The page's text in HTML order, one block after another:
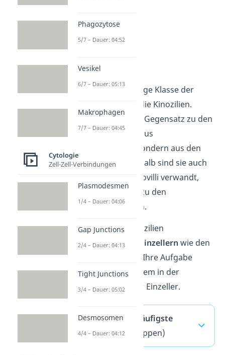
Kinozilien
Eine weitere wichtige Klasse der
Zellfortsätze sind die Kinozilien.
Diese bestehen im Gegensatz zu den
Stereozilien nicht aus
Aktinfilamenten, sondern aus den
Mikrotubuli
. Deshalb sind sie auch
nicht mit den Mikrovilli verwandt,
sondern gehören zu den
sogenannten Zilien.
Du findest die Kinozilien
insbesondere bei
Einzellern wie den
Wimperntierchen. Ihre Aufgabe
besteht hier vor allem in der
Fortbewegung
der Einzeller.
Mikrovilli — häufigste
Fragen(ausklappen)
Phagozytose
5/7 – Dauer: 04:52
Vesikel
6/7 – Dauer: 05:13
Makrophagen
7/7 – Dauer: 04:45
Cytologie
Zell-Zell-Verbindungen
Plasmodesmen
1/4 – Dauer: 04:06
Gap Junctions
2/4 – Dauer: 04:13
Tight Junctions
3/4 – Dauer: 05:02
Desmosomen
4/4 – Dauer: 04:12